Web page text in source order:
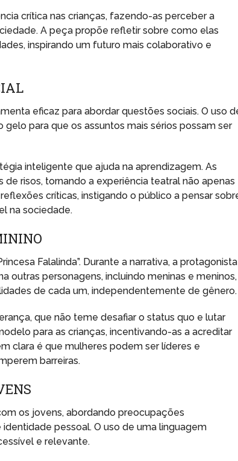
crítica nas crianças, fazendo-as perceber a
A peça propõe refletir sobre como elas
inspirando um futuro mais colaborativo e
eficaz para abordar questões sociais. O uso
para que os assuntos mais sérios possam ser
inteligente que ajuda na aprendizagem. As
risos, tornando a experiência teatral não apenas
críticas, instigando o público a pensar
na sociedade.
Falalinda”. Durante a narrativa, a protagonista
outras personagens, incluindo meninas e meninos,
de cada um, independentemente de gênero.
que não teme desafiar o status quo e lutar
para as crianças, incentivando-as a acreditar
clara é que mulheres podem ser líderes e
barreiras.
os jovens, abordando preocupações
pessoal. O uso de uma linguagem
e relevante.